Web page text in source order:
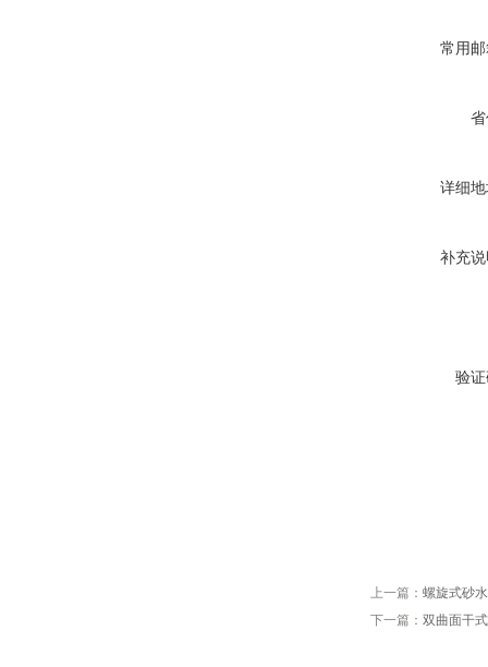
常用
详细
补充
验
上一篇： 螺旋式砂
下一篇： 双曲面干